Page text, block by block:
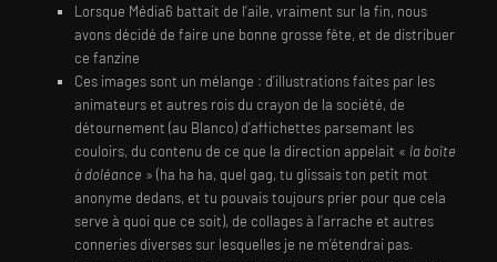
Lorsque Média6 battait de l’aile, vraiment sur la fin, nous
avons décidé de faire une bonne grosse fête, et de distribuer
ce fanzine
Ces images sont un mélange : d’illustrations faites par les
animateurs et autres rois du crayon de la société, de
détournement (au Blanco) d’affichettes parsemant les
couloirs, du contenu de ce que la direction appelait « la boîte
à doléance » (ha ha ha, quel gag, tu glissais ton petit mot
anonyme dedans, et tu pouvais toujours prier pour que cela
serve à quoi que ce soit), de collages à l’arrache et autres
conneries diverses sur lesquelles je ne m’étendrai pas.